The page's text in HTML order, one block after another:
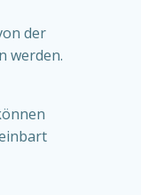
der
werden.